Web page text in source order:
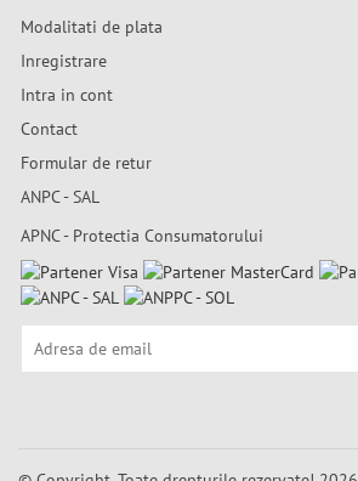
Modalitati de plata
Inregistrare
Intra in cont
Contact
Formular de retur
ANPC - SAL
APNC - Protectia Consumatorului